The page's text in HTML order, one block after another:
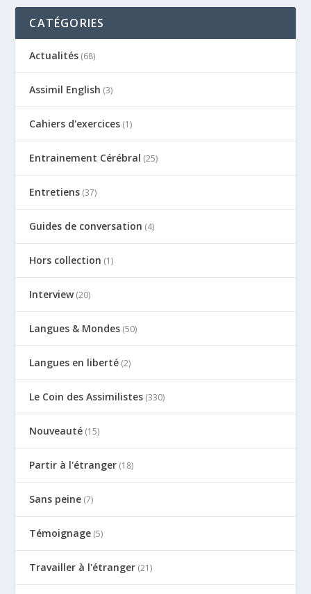
CATÉGORIES
Actualités (68)
Assimil English (3)
Cahiers d'exercices (1)
Entrainement Cérébral (25)
Entretiens (37)
Guides de conversation (4)
Hors collection (1)
Interview(20)
Langues & Mondes (50)
Langues en liberté (2)
Le Coin des Assimilistes (330)
Nouveauté (15)
Partir à l'étranger (18)
Sans peine (7)
Témoignage (5)
Travailler à l'étranger (21)